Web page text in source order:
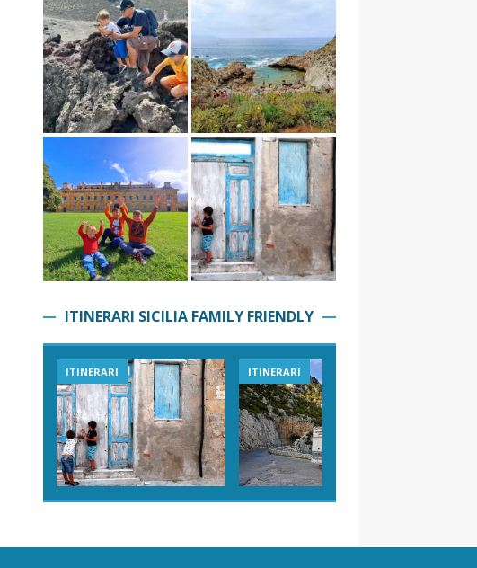
ITINERARI SICILIA FAMILY FRIENDLY
ITINERARI ITINERARI